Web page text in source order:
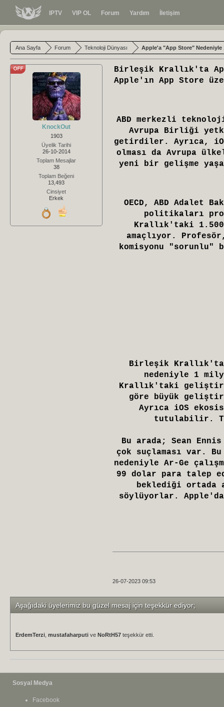
IPTV VIP OL Forum Yardım İletişim
Ana Sayfa Forum Teknoloji Dünyası Apple'a "App Store" Nedeniyle
KnockOut
1903
Üyelik Tarihi
26-10-2014
Toplam Mesajlar
38
Toplam Beğeni
13,493
Cinsiyet
Erkek
Birleşik Krallık'ta
Apple'ın App Store
ABD merkezli
Avrupa Birliği
getirdiler . Ayrıca,
olması da Avrupa
yeni bir gelişme
OECD, ABD Adalet
politikaları
Krallık'taki
amaçlıyor.
komisyonu "sorunlu"
Birleşik Krallık'ta
nedeniyle 1
Krallık'taki
göre büyük
Ayrıca iOS
tutulabilir.
Bu arada; Sean
çok suçlaması var.
nedeniyle Ar-Ge
99 dolar para talep
beklediği ortada
söylüyorlar.
26-07-2023 09:53
Aşağıdaki üyelerimiz bu güzel mesaj için teşekkür ediyor;
ErdemTerzi mustafaharputi ve NoRtH57 teşekkür etti.
Sosyal Medya
Facebook